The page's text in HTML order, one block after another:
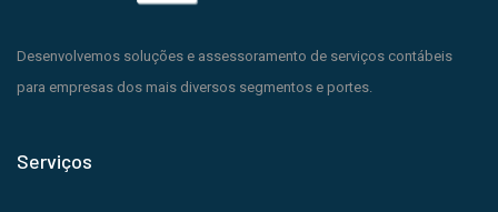
Desenvolvemos soluções e assessoramento de serviços contábeis
para empresas dos mais diversos segmentos e portes.
Serviços